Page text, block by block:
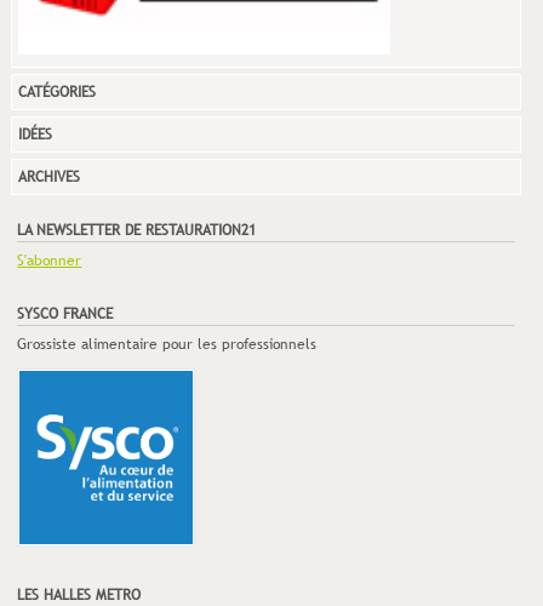
CATÉGORIES
IDÉES
ARCHIVES
LA NEWSLETTER DE RESTAURATION21
S'abonner
SYSCO FRANCE
Grossiste alimentaire pour les professionnels
LES HALLES METRO